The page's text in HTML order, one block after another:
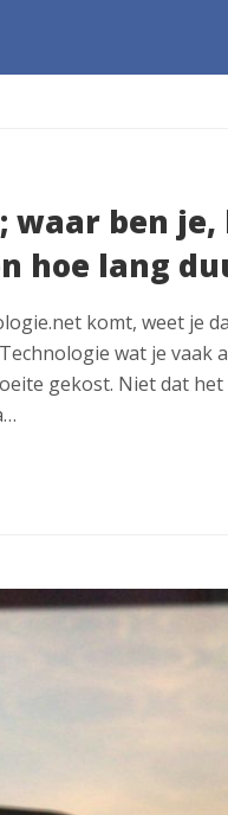
waar ben
hoe lang
komt, weet je
wat je vaak
gekost. Niet dat